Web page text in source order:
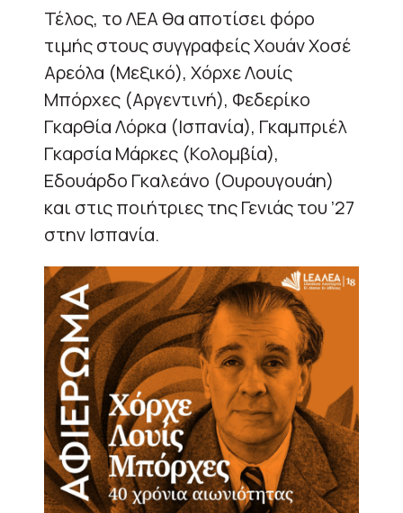
Τέλος, το ΛΕΑ θα αποτίσει φόρο
τιμής στους συγγραφείς Χουάν Χοσέ
Αρεόλα (Μεξικό), Χόρχε Λουίς
Μπόρχες (Αργεντινή), Φεδερίκο
Γκαρθία Λόρκα (Ισπανία), Γκαμπριέλ
Γκαρσία Μάρκες (Κολομβία),
Εδουάρδο Γκαλεάνο (Ουρουγουάη)
και στις ποιήτριες της Γενιάς του ’27
στην Ισπανία.